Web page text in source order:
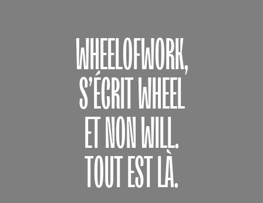
WHEELOFWORK,
S’ÉCRITWHEEL
ETNONWILL.
TOUTESTLÀ.